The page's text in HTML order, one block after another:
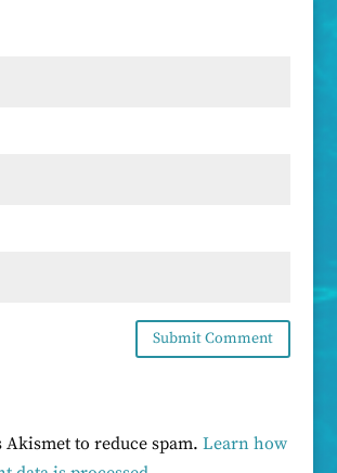
Akismet to reduce spam. Learn how